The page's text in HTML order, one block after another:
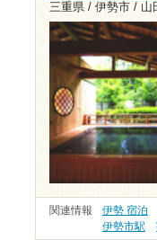
三重県 / 伊勢市 / 山
関連情報 伊勢 宿泊
伊勢市駅